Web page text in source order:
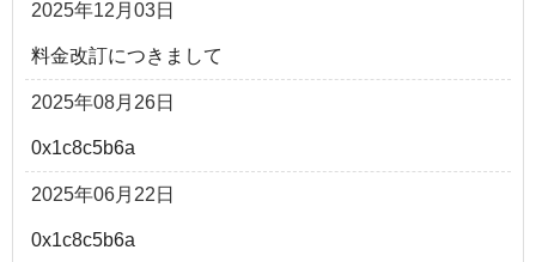
2025年12月03日
料金改訂につきまして
2025年08月26日
0x1c8c5b6a
2025年06月22日
0x1c8c5b6a